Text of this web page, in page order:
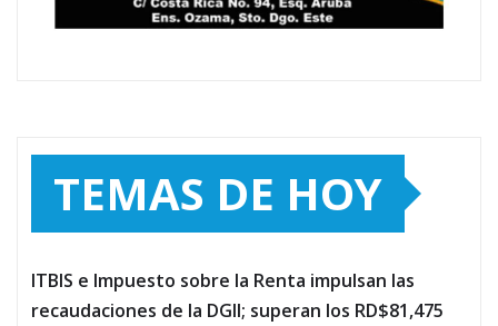
TEMAS DE HOY
ITBIS e Impuesto sobre la Renta impulsan las
recaudaciones de la DGII; superan los RD$81,475